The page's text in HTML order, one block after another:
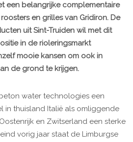
een belangrijke complementaire
en grilles van Gridiron. De
uit Sint-Truiden wil met dit
in de rioleringsmarkt
mooie kansen om ook in
de grond te krijgen.
water technologies een
in thuisland Italië als omliggende
en Zwitserland een sterke
vorig jaar staat de Limburgse